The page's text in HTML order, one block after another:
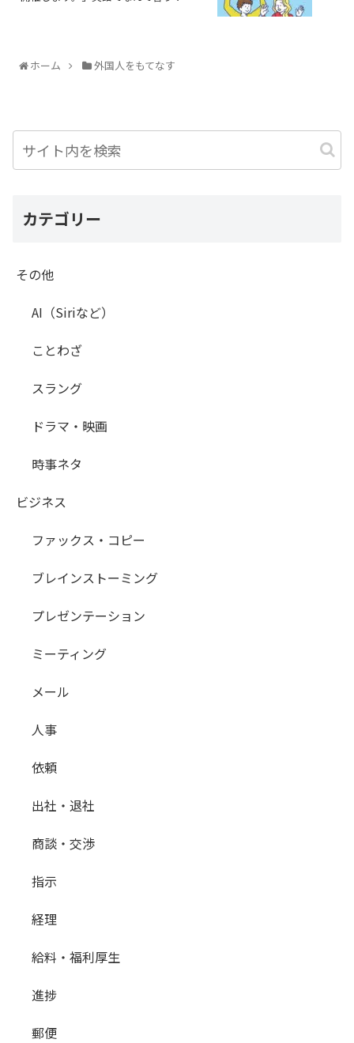
ホーム 外国人をもてなす
カテゴリー
その他
AI（Siriなど）
ことわざ
スラング
ドラマ・映画
時事ネタ
ビジネス
ファックス・コピー
ブレインストーミング
プレゼンテーション
ミーティング
メール
人事
依頼
出社・退社
商談・交渉
指示
経理
給料・福利厚生
進捗
郵便